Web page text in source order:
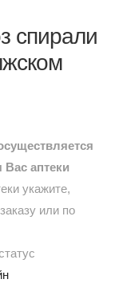
спирали
аптеки
укажите,
или по